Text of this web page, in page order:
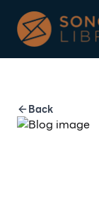
Blogs
Back